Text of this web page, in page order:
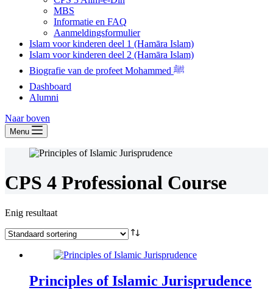
MBS
Informatie en FAQ
Aanmeldingsformulier
Islam voor kinderen deel 1 (Hamāra Islam)
Islam voor kinderen deel 2 (Hamāra Islam)
Biografie van de profeet Mohammed ﷺ
Dashboard
Alumni
Naar boven
Menu
CPS 4 Professional Course
Enig resultaat
Principles of Islamic Jurisprudence